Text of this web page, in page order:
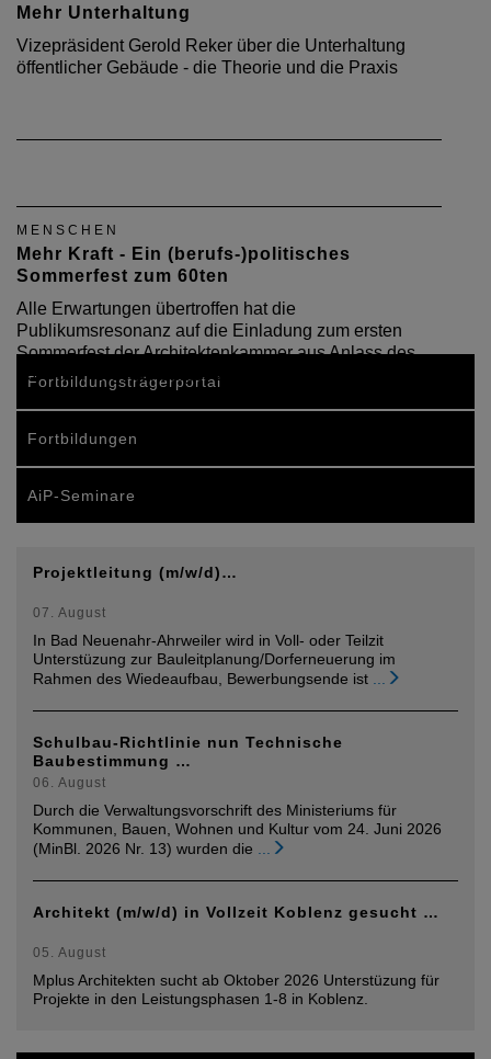
Mehr Unterhaltung
Vizepräsident Gerold Reker über die Unterhaltung
öffentlicher Gebäude - die Theorie und die Praxis
MENSCHEN
Mehr Kraft - Ein (berufs-)politisches
Sommerfest zum 60ten
Alle Erwartungen übertroffen hat die
Publikumsresonanz auf die Einladung zum ersten
Sommerfest der Architektenkammer aus Anlass des
60. Kammergeburtstages 2010
Fortbildungsträgerportal
Fortbildungen
AiP-Seminare
Projektleitung (m/w/d)…
07. August
In Bad Neuenahr-Ahrweiler wird in Voll- oder Teilzit
Unterstüzung zur Bauleitplanung/Dorferneuerung im
Rahmen des Wiedeaufbau, Bewerbungsende ist
Schulbau-Richtlinie nun Technische
Baubestimmung …
06. August
Durch die Verwaltungsvorschrift des Ministeriums für
Kommunen, Bauen, Wohnen und Kultur vom 24. Juni 2026
(MinBl. 2026 Nr. 13) wurden die
Architekt (m/w/d) in Vollzeit Koblenz gesucht …
05. August
Mplus Architekten sucht ab Oktober 2026 Unterstüzung für
Projekte in den Leistungsphasen 1-8 in Koblenz.